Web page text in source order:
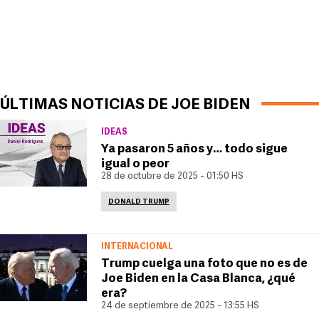
ÚLTIMAS NOTICIAS DE JOE BIDEN
IDEAS
Ya pasaron 5 años y… todo sigue
igual o peor
28 de octubre de 2025 - 01:50 HS
DONALD TRUMP
INTERNACIONAL
Trump cuelga una foto que no es de
Joe Biden en la Casa Blanca, ¿qué
era?
24 de septiembre de 2025 - 13:55 HS